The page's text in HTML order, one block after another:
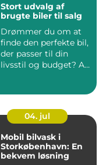
Stort udvalg af
brugte biler til salg
Drømmer du om at
finde den perfekte bil,
der passer til din
livsstil og budget? At
04. jul
Mobil bilvask i
Storkøbenhavn: En
bekvem løsning